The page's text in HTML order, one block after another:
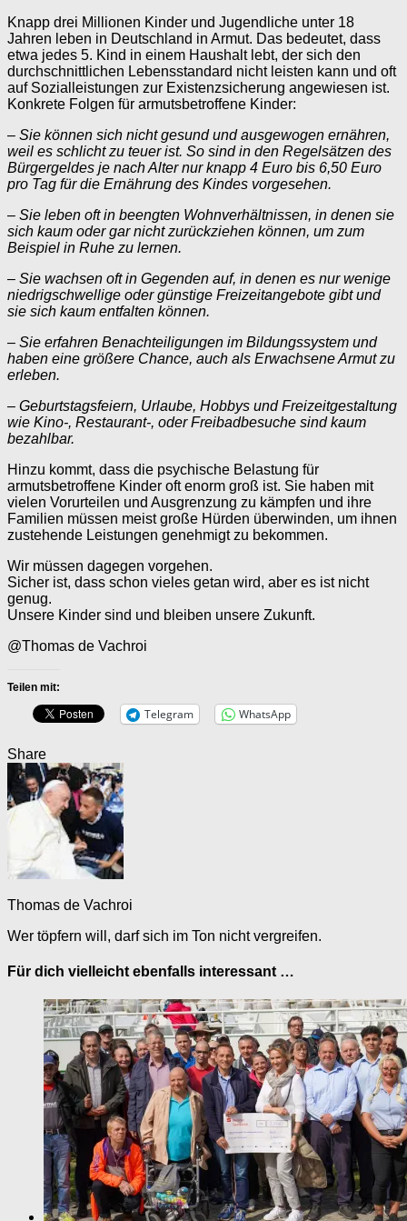
Knapp drei Millionen Kinder und Jugendliche unter 18
Jahren leben in Deutschland in Armut. Das bedeutet, dass
etwa jedes 5. Kind in einem Haushalt lebt, der sich den
durchschnittlichen Lebensstandard nicht leisten kann und oft
auf Sozialleistungen zur Existenzsicherung angewiesen ist.
Konkrete Folgen für armutsbetroffene Kinder:
– Sie können sich nicht gesund und ausgewogen ernähren,
weil es schlicht zu teuer ist. So sind in den Regelsätzen des
Bürgergeldes je nach Alter nur knapp 4 Euro bis 6,50 Euro
pro Tag für die Ernährung des Kindes vorgesehen.
– Sie leben oft in beengten Wohnverhältnissen, in denen sie
sich kaum oder gar nicht zurückziehen können, um zum
Beispiel in Ruhe zu lernen.
– Sie wachsen oft in Gegenden auf, in denen es nur wenige
niedrigschwellige oder günstige Freizeitangebote gibt und
sie sich kaum entfalten können.
– Sie erfahren Benachteiligungen im Bildungssystem und
haben eine größere Chance, auch als Erwachsene Armut zu
erleben.
– Geburtstagsfeiern, Urlaube, Hobbys und Freizeitgestaltung
wie Kino-, Restaurant-, oder Freibadbesuche sind kaum
bezahlbar.
Hinzu kommt, dass die psychische Belastung für
armutsbetroffene Kinder oft enorm groß ist. Sie haben mit
vielen Vorurteilen und Ausgrenzung zu kämpfen und ihre
Familien müssen meist große Hürden überwinden, um ihnen
zustehende Leistungen genehmigt zu bekommen.
Wir müssen dagegen vorgehen.
Sicher ist, dass schon vieles getan wird, aber es ist nicht
genug.
Unsere Kinder sind und bleiben unsere Zukunft.
@Thomas de Vachroi
Teilen mit:
Telegram WhatsApp
Share
Thomas de Vachroi
Wer töpfern will, darf sich im Ton nicht vergreifen.
Für dich vielleicht ebenfalls interessant …